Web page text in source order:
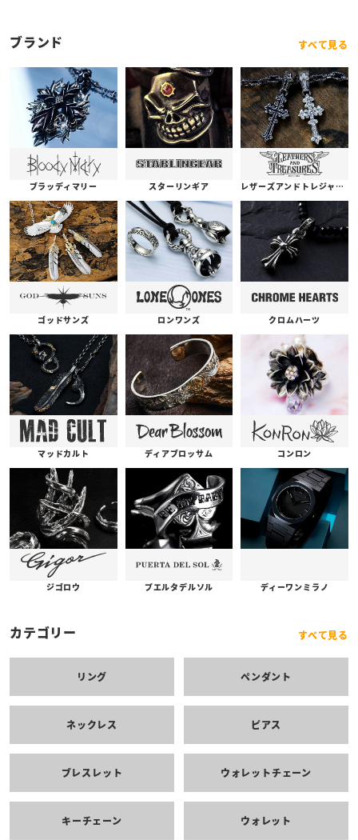
ブランド すべて見る
ブラッディマリー スターリンギア レザーズアンドトレジャーズ
ゴッドサンズ ロンワンズ クロムハーツ
マッドカルト ディアブロッサム コンロン
ジゴロウ プエルタデルソル ディーワンミラノ
カテゴリー すべて見る
リング ペンダント
ネックレス ピアス
ブレスレット ウォレットチェーン
キーチェーン ウォレット